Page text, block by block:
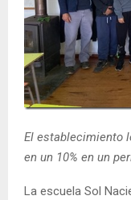
E
N
El establecimiento
en un 10% en un
La escuela Sol